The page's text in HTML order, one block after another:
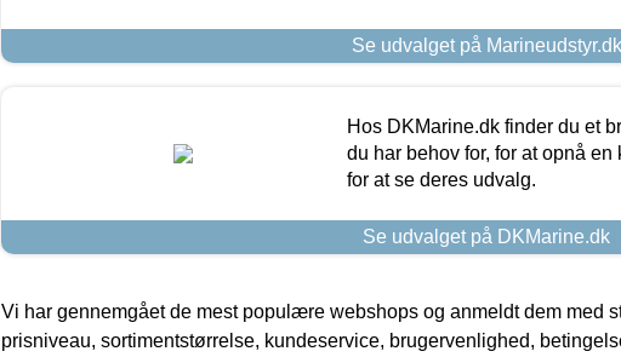
Se udvalget på Marineudstyr.dk
Hos DKMarine.dk finder du et
du har behov for, for at opnå
for at se deres udvalg.
Se udvalget på DKMarine.dk
Vi har gennemgået de mest populære webshops og anmeldt dem med
prisniveau, sortimentstørrelse, kundeservice, brugervenlighed,